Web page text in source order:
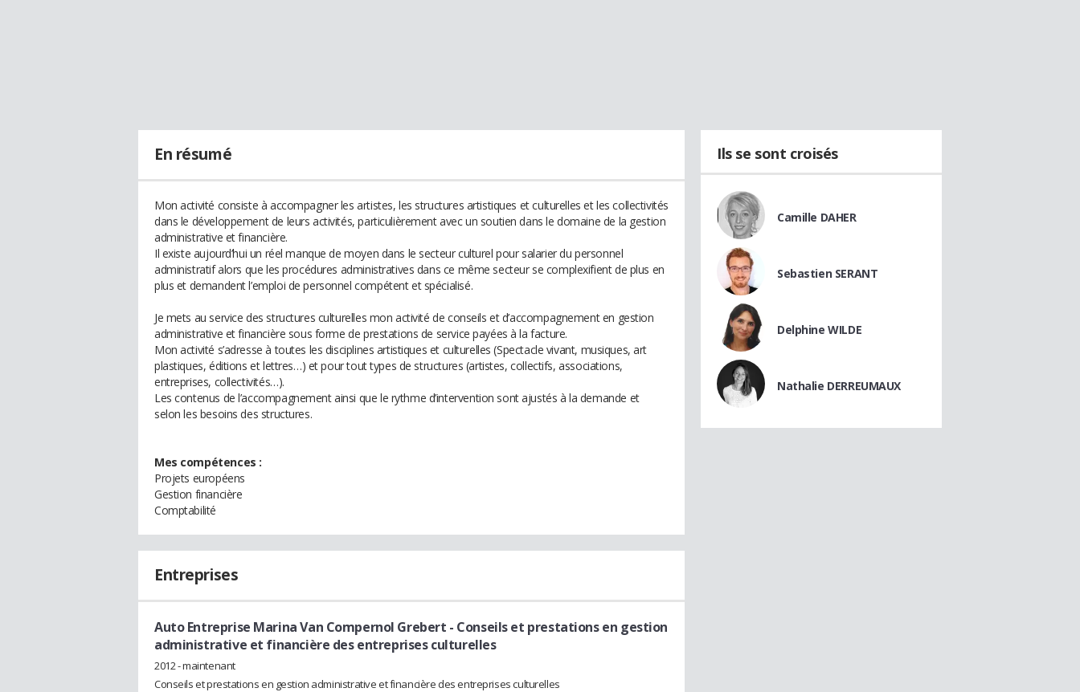
En résumé
Mon activité consiste à accompagner les artistes, les structures artistiques et culturelles et les collectivités
dans le développement de leurs activités, particulièrement avec un soutien dans le domaine de la gestion
administrative et financière.
Il existe aujourd’hui un réel manque de moyen dans le secteur culturel pour salarier du personnel
administratif alors que les procédures administratives dans ce même secteur se complexifient de plus en
plus et demandent l’emploi de personnel compétent et spécialisé.
Je mets au service des structures culturelles mon activité de conseils et d’accompagnement en gestion
administrative et financière sous forme de prestations de service payées à la facture.
Mon activité s’adresse à toutes les disciplines artistiques et culturelles (Spectacle vivant, musiques, art
plastiques, éditions et lettres…) et pour tout types de structures (artistes, collectifs, associations,
entreprises, collectivités…).
Les contenus de l’accompagnement ainsi que le rythme d’intervention sont ajustés à la demande et
selon les besoins des structures.
Mes compétences :
Projets européens
Gestion financière
Comptabilité
Entreprises
Auto Entreprise Marina Van Compernol Grebert - Conseils et prestations en gestion
administrative et financière des entreprises culturelles
2012 - maintenant
Conseils et prestations en gestion administrative et financière des entreprises culturelles
Ils se sont croisés
Camille DAHER
Sebastien SERANT
Delphine WILDE
Nathalie DERREUMAUX